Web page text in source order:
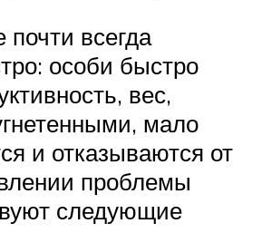
всегда
особи быстро
вес,
мало
и отказываются от
проблемы
следующие